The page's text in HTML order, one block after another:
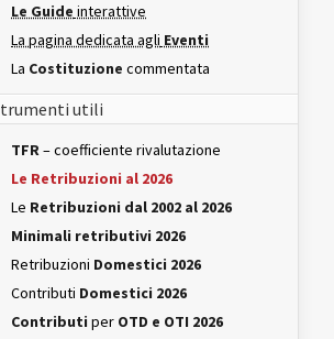
Le Guide interattive
La pagina dedicata agli Eventi
La Costituzione commentata
utili
TFR– coefficiente rivalutazione
Le Retribuzioni al 2026
Le Retribuzioni dal 2002 al 2026
Minimali retributivi 2026
Retribuzioni Domestici 2026
Contributi Domestici 2026
Contributi per OTD e OTI 2026